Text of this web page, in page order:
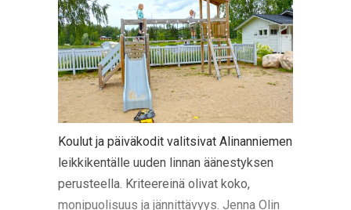
Koulut ja päiväkodit valitsivat Alinanniemen
leikkikentälle uuden linnan äänestyksen
perusteella. Kriteereinä olivat koko,
monipuolisuus ja jännittävyys. Jenna Olin